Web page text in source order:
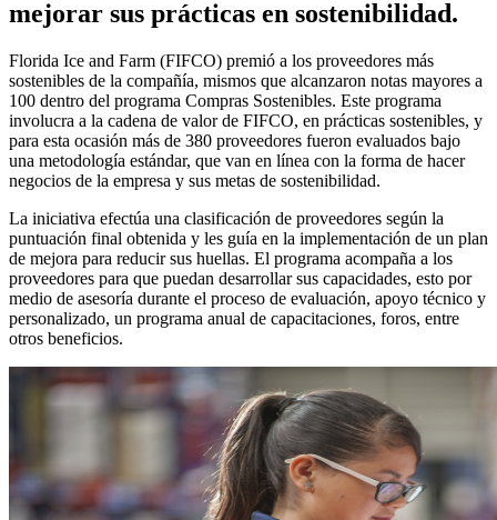
mejorar sus prácticas en sostenibilidad.
Florida Ice and Farm (FIFCO) premió a los proveedores más
sostenibles de la compañía, mismos que alcanzaron notas mayores a
100 dentro del programa Compras Sostenibles. Este programa
involucra a la cadena de valor de FIFCO, en prácticas sostenibles, y
para esta ocasión más de 380 proveedores fueron evaluados bajo
una metodología estándar, que van en línea con la forma de hacer
negocios de la empresa y sus metas de sostenibilidad.
La iniciativa efectúa una clasificación de proveedores según la
puntuación final obtenida y les guía en la implementación de un plan
de mejora para reducir sus huellas. El programa acompaña a los
proveedores para que puedan desarrollar sus capacidades, esto por
medio de asesoría durante el proceso de evaluación, apoyo técnico y
personalizado, un programa anual de capacitaciones, foros, entre
otros beneficios.